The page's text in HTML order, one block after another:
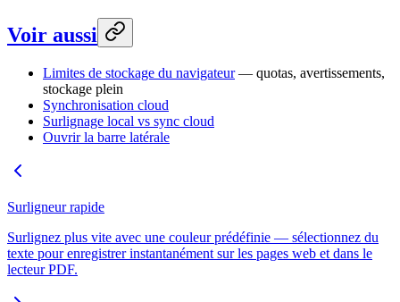
Voir aussi
Limites de stockage du navigateur— quotas, avertissements,
stockage plein
Synchronisation cloud
Surlignage local vs sync cloud
Ouvrir la barre latérale
Surligneur rapide
Surlignez plus vite avec une couleur prédéfinie — sélectionnez du
texte pour enregistrer instantanément sur les pages web et dans le
lecteur PDF.